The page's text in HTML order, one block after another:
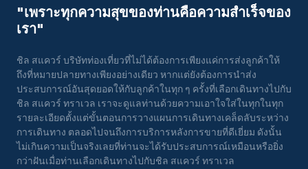
"เพราะทุกความสุขของท่านคือความสําเร็จของ
เรา"
ชิล สแควร์ บริษัทท่องเที่ยวที่ไม่ได้ต้องการเพียงแค่การส่งลูกค้าให้
ถึงที่หมายปลายทางเพียงอย่างเดียว หากแต่ยังต้องการนำส่ง
ประสบการณ์อันสุดยอดให้กับลูกค้าในทุก ๆ ครั้งที่เลือกเดินทางไปกับ
ชิล สแควร์ ทราเวล เราจะดูแลท่านด้วยความเอาใจใส่ในทุกในทุก
รายละเอียดตั้งแต่ขั้นตอนการวางแผนการเดินทางเคล็ดลับระหว่าง
การเดินทาง ตลอดไปจนถึงการบริการหลังการขายที่ดีเยี่ยม ดังนั้น
ไม่เกินความเป็นจริงเลยที่ท่านจะได้รับประสบการณ์เหมือนหรือยิ่ง
กว่าฝันเมื่อท่านเลือกเดินทางไปกับชิล สแควร์ ทราเวล